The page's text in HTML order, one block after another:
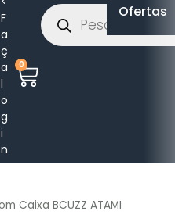
F
a
ç
a
l
o
g
i
n
0
Ofertas
Caixa BCUZZ ATAMI